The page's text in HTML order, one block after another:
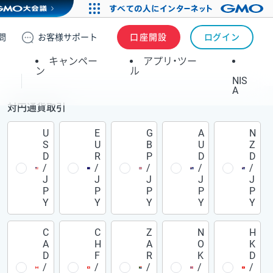
お客様サポート 口座開設 ログイン
キャンペー
ン
アプリ・ツー
ル
NIS
A
対円通貨取引
U
S
D
/
J
P
Y
E
U
R
/
J
P
Y
G
B
P
/
J
P
Y
A
U
D
/
J
P
Y
N
Z
D
/
J
P
Y
C
A
D
/
C
H
F
/
Z
A
R
/
N
O
K
/
H
K
D
/